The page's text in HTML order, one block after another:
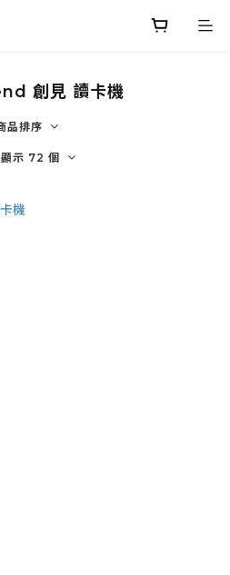
創見 讀卡機
品排序
示 72 個